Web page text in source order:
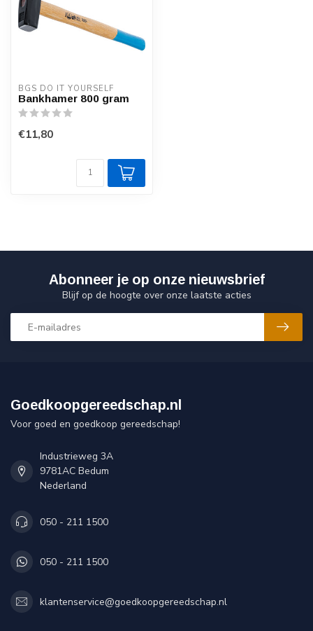
BGS DO IT YOURSELF
Bankhamer 800 gram
€11,80
Abonneer je op onze nieuwsbrief
Blijf op de hoogte over onze laatste acties
Goedkoopgereedschap.nl
Voor goed en goedkoop gereedschap!
Industrieweg 3A
9781AC Bedum
Nederland
050 - 211 1500
050 - 211 1500
klantenservice@goedkoopgereedschap.nl